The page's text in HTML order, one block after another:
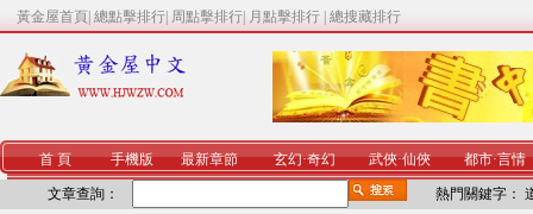
黃金屋首頁 總點擊排行 周點擊排行 月點擊排行 總搜藏排行
首 頁 手機版 最新章節 玄幻·奇幻 武俠·仙俠 都市·言情
文章查詢： 熱門關鍵字：